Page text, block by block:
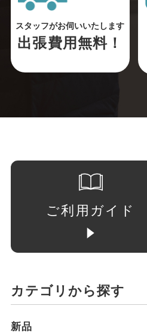
スタッフがお伺いいたします
出張費用無料！
ご利用ガイド
カテゴリから探す
新品